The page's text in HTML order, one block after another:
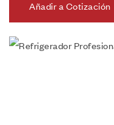
Añadir a Cotización